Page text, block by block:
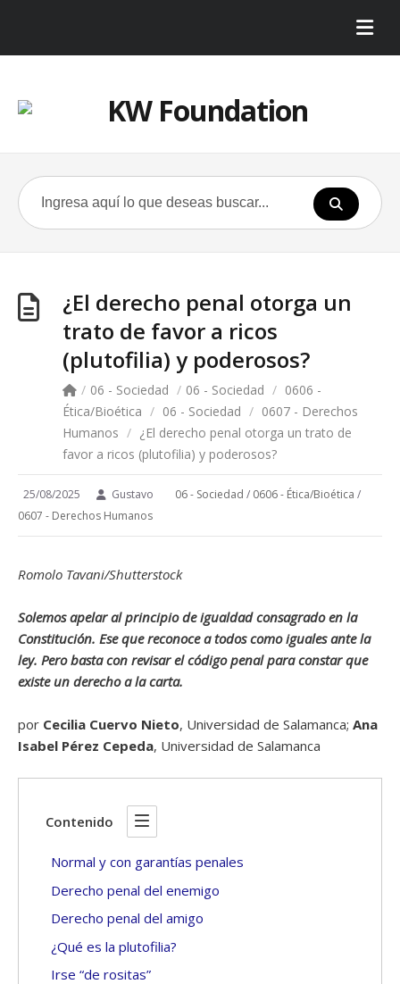
¿El derecho penal otorga un
trato de favor a ricos
(plutofilia) y poderosos?
/ 06 - Sociedad / 06 - Sociedad / 0606 -
Ética/Bioética / 06 - Sociedad / 0607 - Derechos
Humanos / ¿El derecho penal otorga un trato de
favor a ricos (plutofilia) y poderosos?
25/08/2025 Gustavo 06 - Sociedad / 0606 - Ética/Bioética /
0607 - Derechos Humanos
Romolo Tavani/Shutterstock
Solemos apelar al principio de igualdad consagrado en la
Constitución. Ese que reconoce a todos como iguales ante la
ley. Pero basta con revisar el código penal para constar que
existe un derecho a la carta.
por Cecilia Cuervo Nieto, Universidad de Salamanca; Ana
Isabel Pérez Cepeda, Universidad de Salamanca
Contenido
Normal y con garantías penales
Derecho penal del enemigo
Derecho penal del amigo
¿Qué es la plutofilia?
Irse “de rositas”